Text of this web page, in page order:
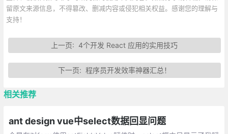
留原文来源信息，不得篡改、删减内容或侵犯相关权益。感谢您的理解与
支持！
上一页: 4个开发 React 应用的实用技巧
下一页: 程序员开发效率神器汇总！
相关推荐
ant design vue中select数据回显问题